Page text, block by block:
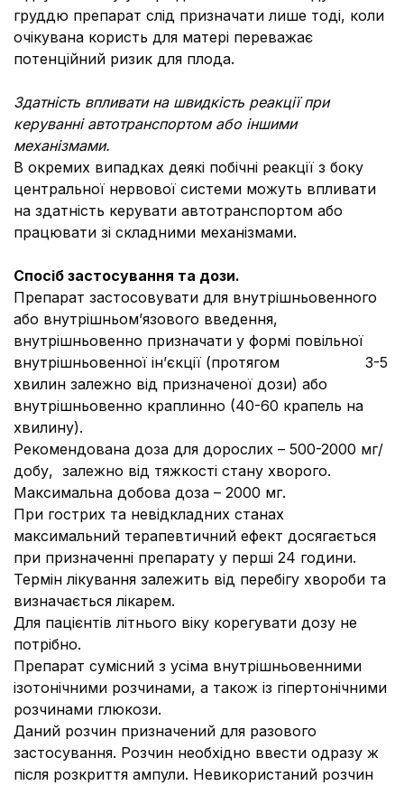
груддю препарат слід призначати лише тоді, коли
очікувана користь для матері переважає
потенційний ризик для плода.
Здатність впливати на швидкість реакції при
керуванні автотранспортом або іншими
механізмами.
В окремих випадках деякі побічні реакції з боку
центральної нервової системи можуть впливати
на здатність керувати автотранспортом або
працювати зі складними механізмами.
Спосіб застосування та дози.
Препарат застосовувати для внутрішньовенного
або внутрішньом’язового введення,
внутрішньовенно призначати у формі повільної
внутрішньовенної ін’єкції (протягом 3-5
хвилин залежно від призначеної дози) або
внутрішньовенно краплинно (40-60 крапель на
хвилину).
Рекомендована доза для дорослих – 500-2000 мг/
добу, залежно від тяжкості стану хворого.
Максимальна добова доза – 2000 мг.
При гострих та невідкладних станах
максимальний терапевтичний ефект досягається
при призначенні препарату у перші 24 години.
Термін лікування залежить від перебігу хвороби та
визначається лікарем.
Для пацієнтів літнього віку корегувати дозу не
потрібно.
Препарат сумісний з усіма внутрішньовенними
ізотонічними розчинами, а також із гіпертонічними
розчинами глюкози.
Даний розчин призначений для разового
застосування. Розчин необхідно ввести одразу ж
після розкриття ампули. Невикористаний розчин